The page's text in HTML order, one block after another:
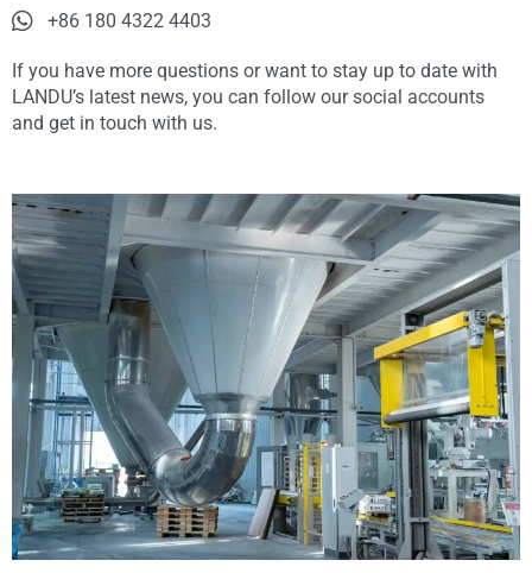
+86 180 4322 4403
If you have more questions or want to stay up to date with
LANDU’s latest news, you can follow our social accounts
and get in touch with us.